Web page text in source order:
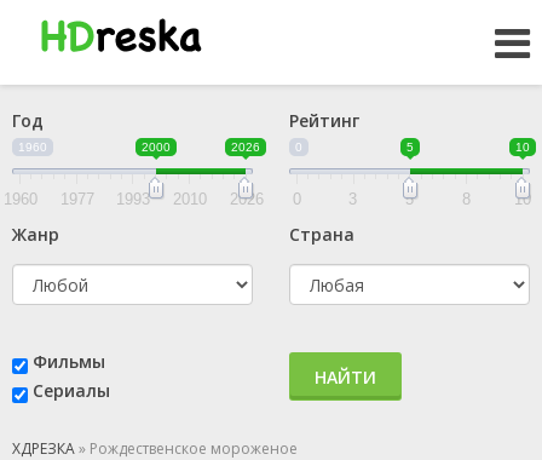
Год
1960 2000 2026
1960 1977 1993 2010 2026
Рейтинг
0 5 10
0 3 5 8 10
Жанр Страна
Фильмы
Сериалы
НАЙТИ
ХДРЕЗКА» Рождественское мороженое